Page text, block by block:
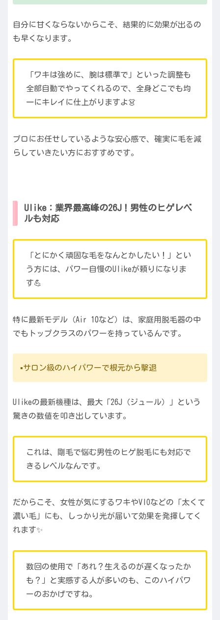
自分に甘くならないからこそ、結果的に効果が出るの
も早くなります。
「ワキは強めに、腕は標準で」といった調整も
全部自動でやってくれるので、全身どこでも均
一にキレイに仕上がりますよ👗
プロにお任せしているような安心感で、確実に毛を減
らしていきたい方におすすめです。
Ulike：業界最高峰の26J！男性のヒゲレベ
ルも対応
「とにかく頑固な毛をなんとかしたい！」とい
う方には、パワー自慢のUlikeが頼りになりま
す💪
特に最新モデル（Air 10など）は、家庭用脱毛器の中
でもトップクラスのパワーを持っているんです。
▪️サロン級のハイパワーで根元から撃退
Ulikeの最新機種は、最大「26J（ジュール）」という
驚きの数値を叩き出しています。
これは、剛毛で悩む男性のヒゲ脱毛にも対応で
きるレベルなんです。
だからこそ、女性が気にするワキやVIOなどの「太くて
濃い毛」にも、しっかり光が届いて効果を発揮してく
れます✨
数回の使用で「あれ？生えるのが遅くなったか
も？」と実感する人が多いのも、このハイパワ
ーのおかげですね。